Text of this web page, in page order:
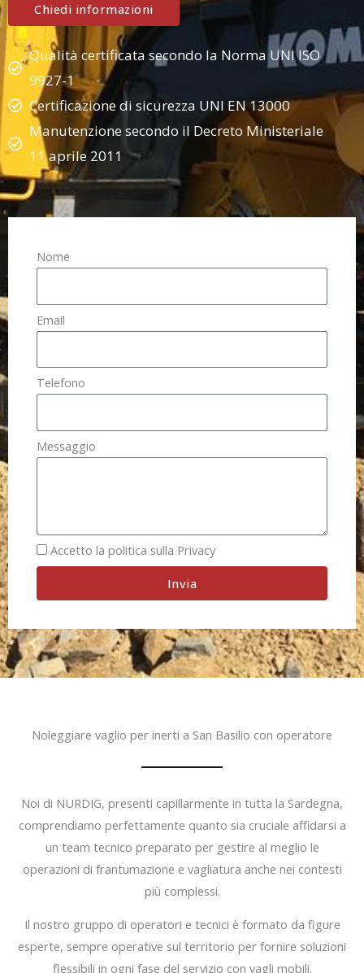
Chiedi informazioni
Qualità certificata secondo la Norma UNI ISO
9927-1
Certificazione di sicurezza UNI EN 13000
Manutenzione secondo il Decreto Ministeriale
11 aprile 2011
Nome
Email
Telefono
Messaggio
Accetto la politica sulla Privacy
Invia
Noleggiare vaglio per inerti a San Basilio con operatore
Noi di NURDIG, presenti capillarmente in tutta la Sardegna,
comprendiamo perfettamente quanto sia cruciale affidarsi a
un team tecnico preparato per gestire al meglio le
operazioni di frantumazione e vagliatura anche nei contesti
più complessi.
Il nostro gruppo di operatori e tecnici è formato da figure
esperte, sempre operative sul territorio per fornire soluzioni
flessibili in ogni fase del servizio con vagli mobili.